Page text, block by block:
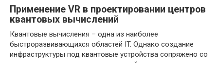
Применение VR в проектировании центров
квантовых вычислений
Квантовые вычисления – одна из наиболее
быстроразвивающихся областей IT. Однако создание
инфраструктуры под квантовые устройства сопряжено со